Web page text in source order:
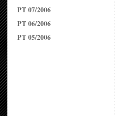
PT 07/2006
PT 06/2006
PT 05/2006